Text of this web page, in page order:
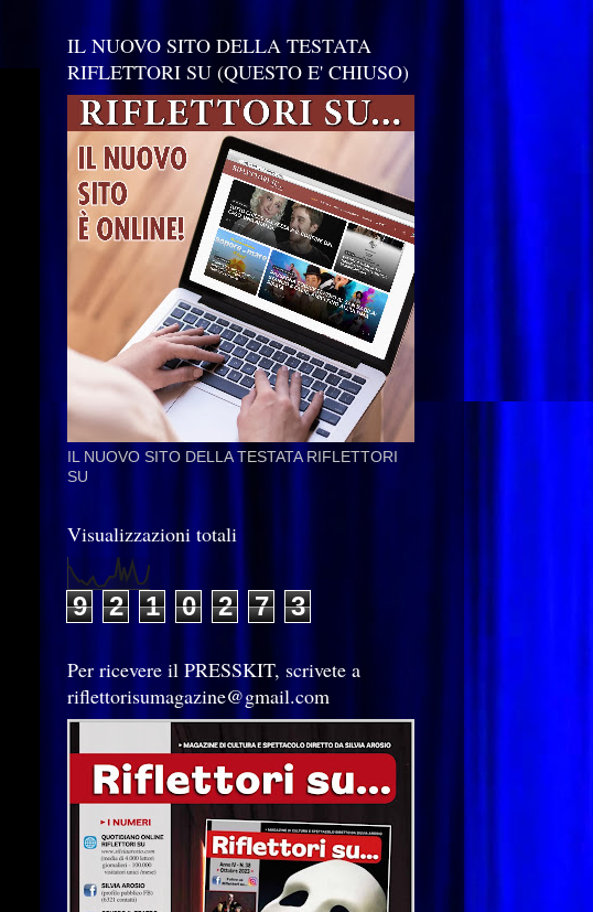
IL NUOVO SITO DELLA TESTATA
RIFLETTORI SU (QUESTO E' CHIUSO)
IL NUOVO SITO DELLA TESTATA RIFLETTORI
SU
Visualizzazioni totali
9 2 1 0 2 7 3
Per ricevere il PRESSKIT, scrivete a
riflettorisumagazine@gmail.com